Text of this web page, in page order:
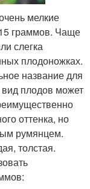
мелкие
граммов. Чаще
слегка
плодоножках.
название для
плодов может
оттенка, но
румянцем.
толстая.